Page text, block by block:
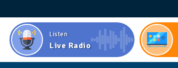
Listen
Live Radio